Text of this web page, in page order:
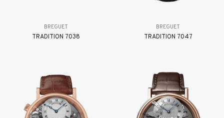
BREGUET
TRADITION 7038
BREGUET
TRADITION 7047